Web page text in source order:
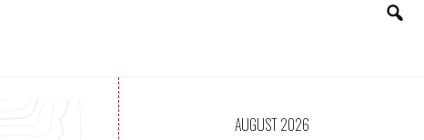
AUGUST 2026